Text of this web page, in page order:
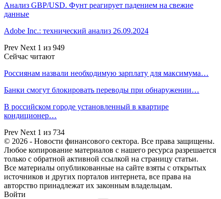
Анализ GBP/USD. Фунт реагирует падением на свежие
данные
Adobe Inc.: технический анализ 26.09.2024
Prev Next 1 из 949
Сейчас читают
Россиянам назвали необходимую зарплату для максимума…
Банки смогут блокировать переводы при обнаружении…
В российском городе установленный в квартире
кондиционер…
Prev Next 1 из 734
© 2026 - Новости финансового сектора. Все права защищены.
Любое копирование материалов с нашего ресурса разрешается
только с обратной активной ссылкой на страницу статьи.
Все материалы опубликованные на сайте взяты с открытых
источников и других порталов интернета, все права на
авторство принадлежат их законным владельцам.
Войти